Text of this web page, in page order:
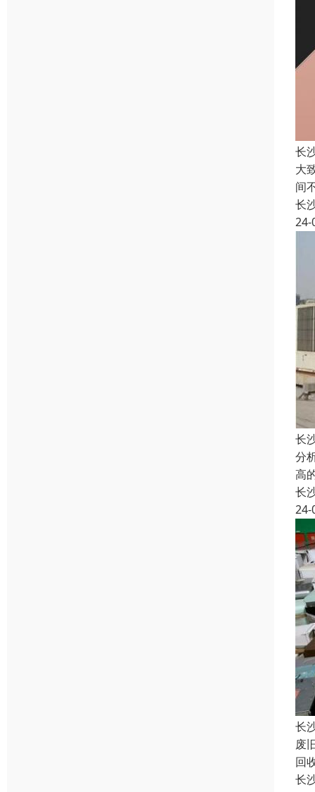
长
大
间
长
24-
长
分
高
长
24-
长
废
回
长